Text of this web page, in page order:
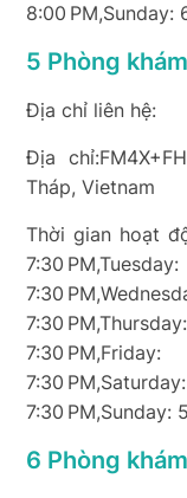
8:00 PM,Sunday:
5 Phòng
Địa chỉ liên hệ:
Địa
Tháp, Vietnam
Thời gian hoạt
7:30
7:30
7:30
7:30
7:30
7:30 PM,Sunday:
6 Phòng